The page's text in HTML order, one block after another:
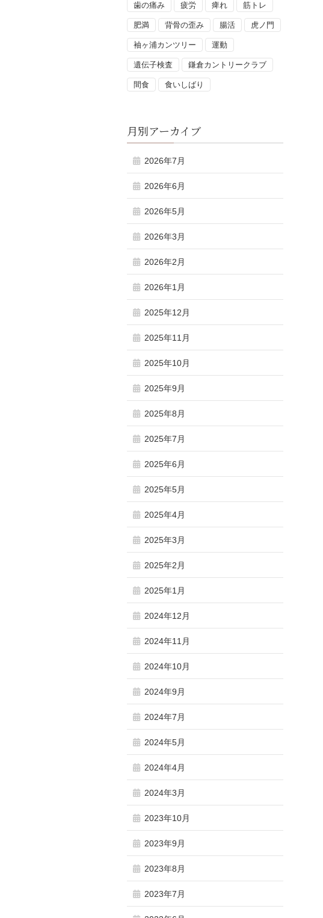
歯の痛み 疲労 痺れ 筋トレ
肥満 背骨の歪み 腸活 虎ノ門
袖ヶ浦カンツリー 運動
遺伝子検査 鎌倉カントリークラブ
間食 食いしばり
月別アーカイブ
2026年7月
2026年6月
2026年5月
2026年3月
2026年2月
2026年1月
2025年12月
2025年11月
2025年10月
2025年9月
2025年8月
2025年7月
2025年6月
2025年5月
2025年4月
2025年3月
2025年2月
2025年1月
2024年12月
2024年11月
2024年10月
2024年9月
2024年7月
2024年5月
2024年4月
2024年3月
2023年10月
2023年9月
2023年8月
2023年7月